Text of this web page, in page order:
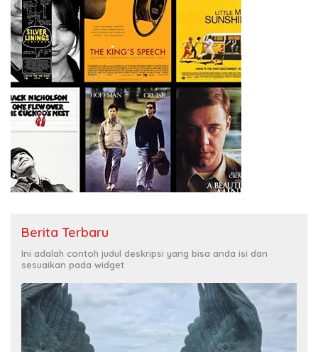
Berita Terbaru
Ini adalah contoh judul deskripsi yang bisa anda isi dan
sesuaikan pada widget